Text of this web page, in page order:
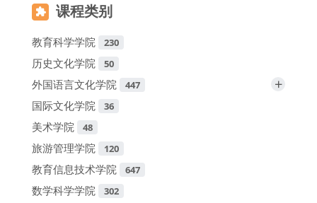
课程类别
教育科学学院 230
历史文化学院 50
外国语言文化学院 447 +
国际文化学院 36
美术学院 48
旅游管理学院 120
教育信息技术学院 647
数学科学学院 302